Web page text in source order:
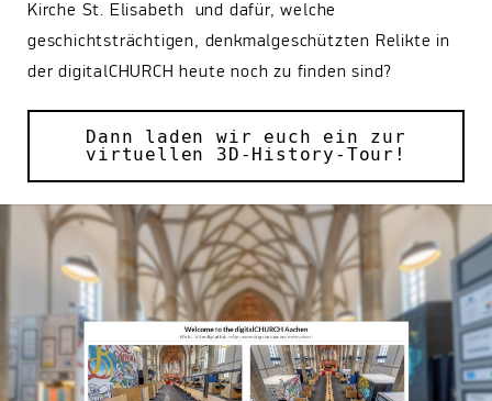
Kirche St. Elisabeth und dafür, welche
geschichtsträchtigen, denkmalgeschützten Relikte in
der digitalCHURCH heute noch zu finden sind?
Dann laden wir euch ein zur
virtuellen 3D-History-Tour!